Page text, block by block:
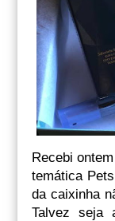
Recebi
temática
da caixinha
Talvez seja